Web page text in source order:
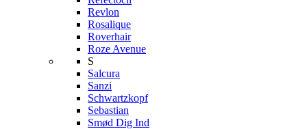
Revlon
Rosalique
Roverhair
Roze Avenue
S
Salcura
Sanzi
Schwartzkopf
Sebastian
Smød Dig Ind